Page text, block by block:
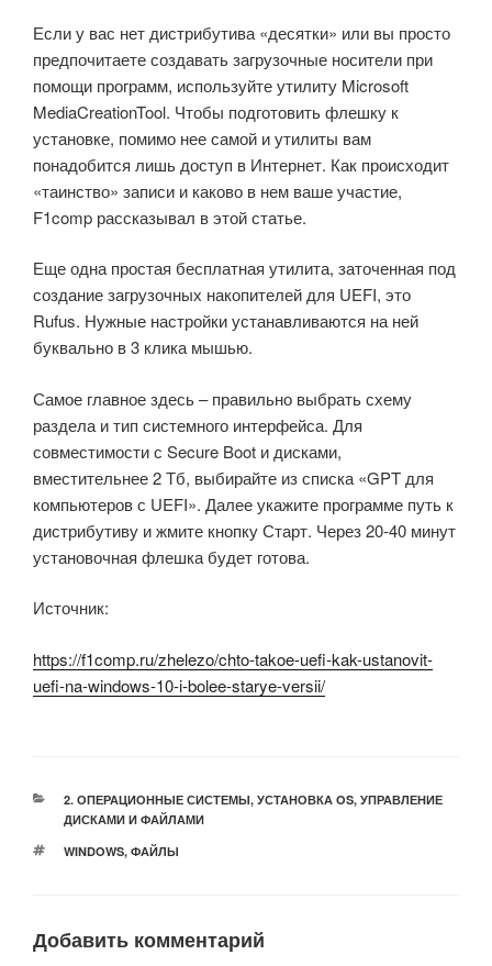
Если у вас нет дистрибутива «десятки» или вы просто
предпочитаете создавать загрузочные носители при
помощи программ, используйте утилиту Microsoft
MediaCreationTool. Чтобы подготовить флешку к
установке, помимо нее самой и утилиты вам
понадобится лишь доступ в Интернет. Как происходит
«таинство» записи и каково в нем ваше участие,
F1comp рассказывал в этой статье.
Еще одна простая бесплатная утилита, заточенная под
создание загрузочных накопителей для UEFI, это
Rufus. Нужные настройки устанавливаются на ней
буквально в 3 клика мышью.
Самое главное здесь – правильно выбрать схему
раздела и тип системного интерфейса. Для
совместимости с Secure Boot и дисками,
вместительнее 2 Тб, выбирайте из списка «GPT для
компьютеров с UEFI». Далее укажите программе путь к
дистрибутиву и жмите кнопку Старт. Через 20-40 минут
установочная флешка будет готова.
Источник:
https://f1comp.ru/zhelezo/chto-takoe-uefi-kak-ustanovit-
uefi-na-windows-10-i-bolee-starye-versii/
РУБРИКИ
2. ОПЕРАЦИОННЫЕ СИСТЕМЫ, УСТАНОВКА OS, УПРАВЛЕНИЕ
ДИСКАМИ И ФАЙЛАМИ
МЕТКИ
WINDOWS, ФАЙЛЫ
Добавить комментарий